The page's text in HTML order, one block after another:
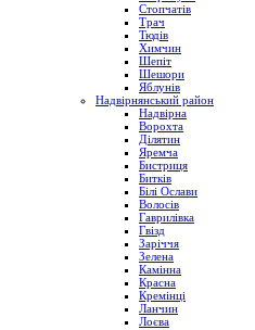
Стопчатів
Трач
Тюдів
Химчин
Шепіт
Шешори
Яблунів
Надвірнянський район
Надвірна
Ворохта
Ділятин
Яремча
Бистриця
Битків
Білі Ослави
Волосів
Гаврилівка
Гвізд
Заріччя
Зелена
Камінна
Красна
Кремінці
Ланчин
Лоєва